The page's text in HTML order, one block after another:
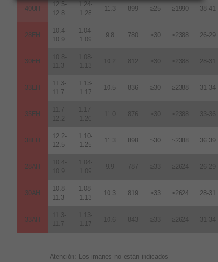
40UH
12.5-
12.8
1.24-
1.28
11.3 899 ≥25 ≥1990 38-41
28EH
10.4-
10.9
1.04-
1.09
9.8 780 ≥30 ≥2388 26-29
30EH
10.8-
11.3
1.08-
1.13
10.2 812 ≥30 ≥2388 28-31
33EH
11.3-
11.7
1.13-
1.17
10.5 836 ≥30 ≥2388 31-34
35EH
11.7-
12.2
1.17-
1.20
11.0 876 ≥30 ≥2388 33-36
38EH
12.2-
12.5
1.10-
1.25
11.3 899 ≥30 ≥2388 36-39
28AH
10.4-
10.9
1.04-
1.09
9.9 787 ≥33 ≥2624 26-29
30AH
10.8-
11.3
1.08-
1.13
10.3 819 ≥33 ≥2624 28-31
33AH
11.3-
11.7
1.13-
1.17
10.6 843 ≥33 ≥2624 31-34
Atención: Los imanes no están indicados